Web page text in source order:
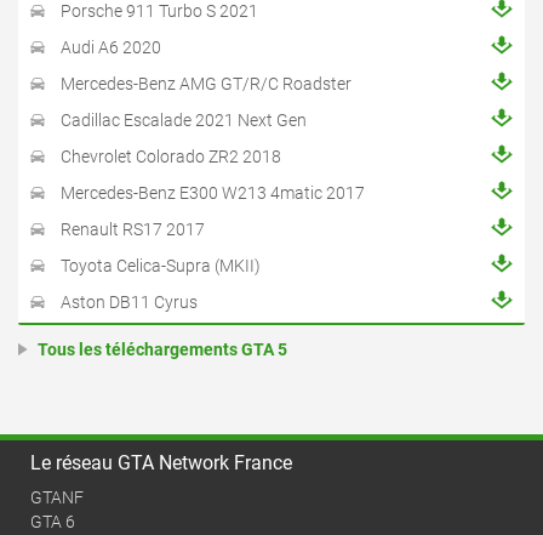
Porsche 911 Turbo S 2021
Audi A6 2020
Mercedes-Benz AMG GT/R/C Roadster
Cadillac Escalade 2021 Next Gen
Chevrolet Colorado ZR2 2018
Mercedes-Benz E300 W213 4matic 2017
Renault RS17 2017
Toyota Celica-Supra (MKII)
Aston DB11 Cyrus
Tous les téléchargements GTA 5
Le réseau GTA Network France
GTANF
GTA 6